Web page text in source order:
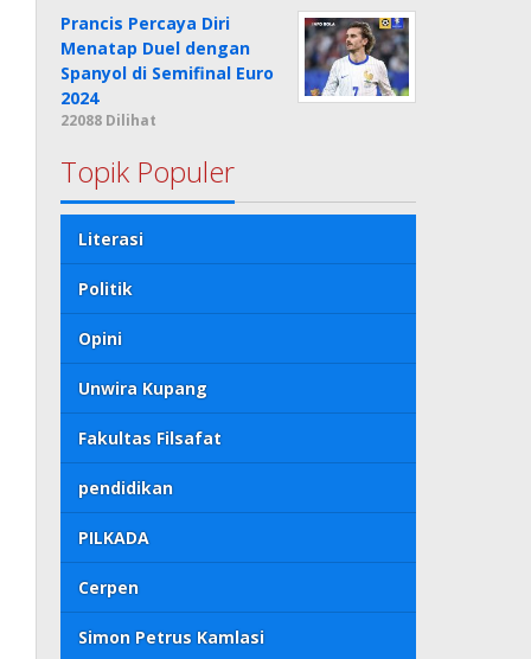
Prancis Percaya Diri
Menatap Duel dengan
Spanyol di Semifinal Euro
2024
22088 Dilihat
Topik Populer
Literasi
Politik
Opini
Unwira Kupang
Fakultas Filsafat
pendidikan
PILKADA
Cerpen
Simon Petrus Kamlasi